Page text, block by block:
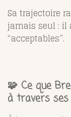
Sa trajectoire
jamais seul : il
“acceptables”.
🧩 Ce que
à travers